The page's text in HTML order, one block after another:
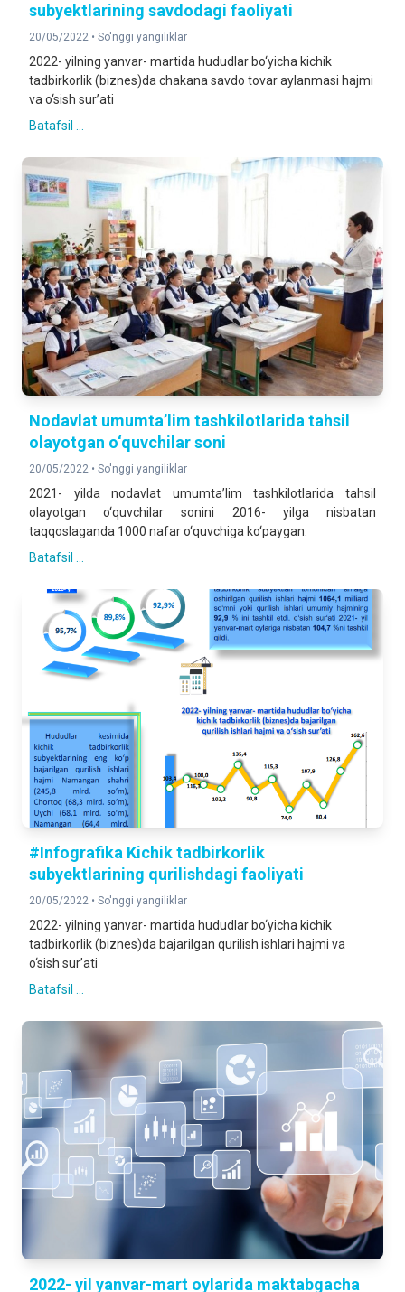
subyektlarining savdodagi faoliyati
20/05/2022 • So'nggi yangiliklar
2022- yilning yanvar- martida hududlar bo‘yicha kichik
tadbirkorlik (biznes)da chakana savdo tovar aylanmasi hajmi
va o‘sish sur’ati
Batafsil ...
Nodavlat umumta’lim tashkilotlarida tahsil
olayotgan o‘quvchilar soni
20/05/2022 • So'nggi yangiliklar
2021- yilda nodavlat umumta’lim tashkilotlarida tahsil
olayotgan o‘quvchilar sonini 2016- yilga nisbatan
taqqoslaganda 1000 nafar o‘quvchiga ko‘paygan.
Batafsil ...
#Infografika Kichik tadbirkorlik
subyektlarining qurilishdagi faoliyati
20/05/2022 • So'nggi yangiliklar
2022- yilning yanvar- martida hududlar bo‘yicha kichik
tadbirkorlik (biznes)da bajarilgan qurilish ishlari hajmi va
o‘sish sur’ati
Batafsil ...
2022- yil yanvar-mart oylarida maktabgacha